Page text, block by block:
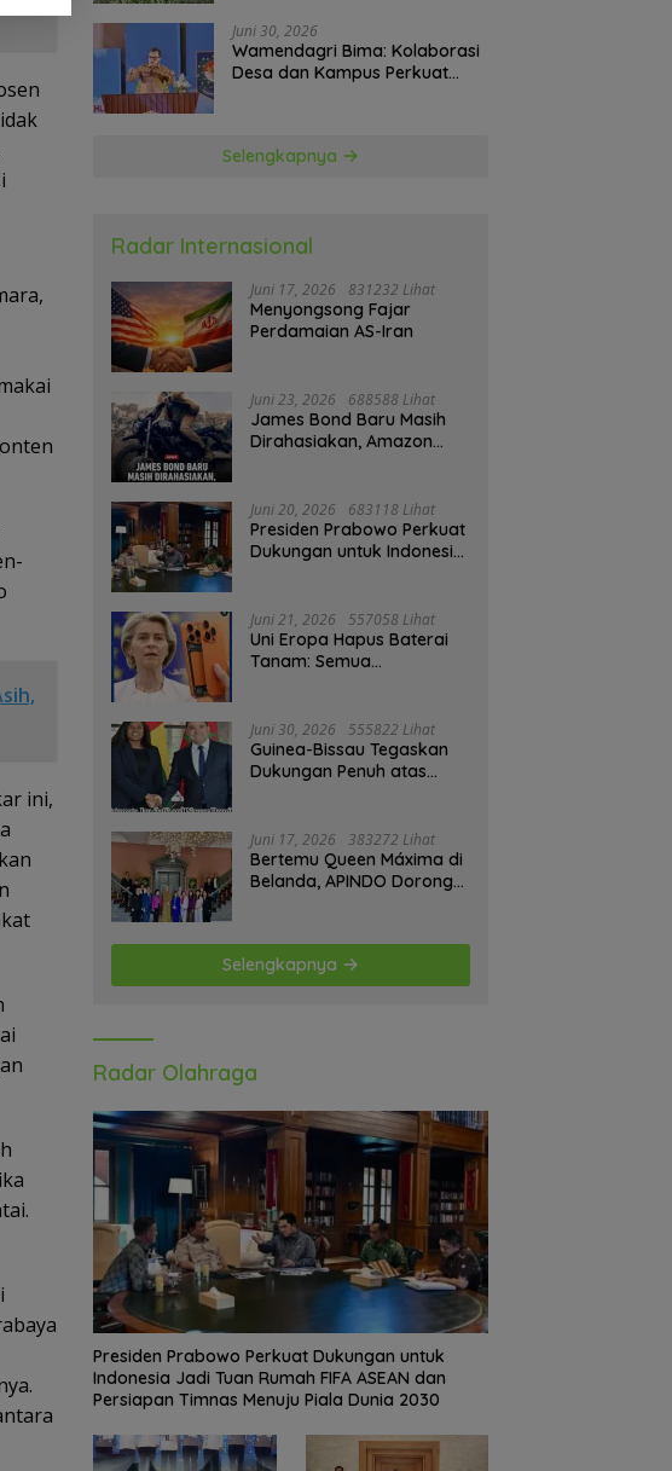
ini,
Juni 30, 2026
Wamendagri Bima: Kolaborasi
Desa dan Kampus Perkuat
Selengkapnya
Radar Internasional
Juni 17, 2026 831232 Lihat
Menyongsong Fajar
Perdamaian AS-Iran
Juni 23, 2026 688588 Lihat
James Bond Baru Masih
Dirahasiakan, Amazon
Juni 20, 2026 683118 Lihat
Presiden Prabowo Perkuat
Dukungan untuk Indonesia
Timnas Menuju Piala Dunia
2030
Juni 21, 2026 557058 Lihat
Uni Eropa Hapus Baterai
Tanam: Semua
Juni 30, 2026 555822 Lihat
Guinea-Bissau Tegaskan
Dukungan Penuh atas
Juni 17, 2026 383272 Lihat
Bertemu Queen Máxima di
Belanda, APINDO Dorong
Selengkapnya
Radar Olahraga
Presiden Prabowo Perkuat Dukungan untuk
Indonesia Jadi Tuan Rumah FIFA ASEAN dan
Persiapan Timnas Menuju Piala Dunia 2030